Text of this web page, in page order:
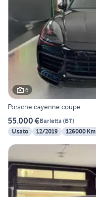
6
Porsche cayenne coupe
55.000 €Barletta (BT)
Usato
12/2019 126000 Km